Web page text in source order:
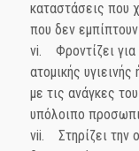
καταστάσεις που
που δεν
vi. Φροντίζει για
ατομικής
με τις ανάγκες
υπόλοιπο
vii. Στηρίζει την